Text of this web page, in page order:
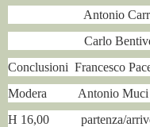
Antonio Carratta –
Carlo Bentivenga –
Conclusioni Francesco
Modera Antonio Muci
H 16,00 partenza/arrivo